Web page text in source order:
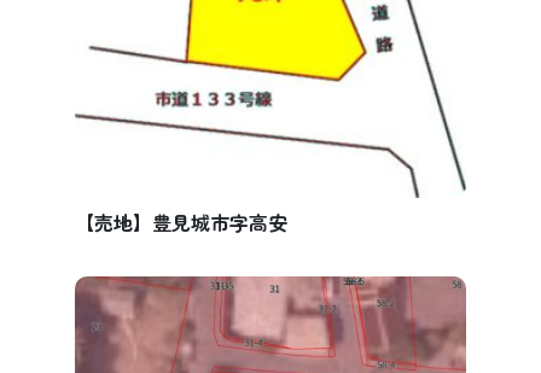
【売地】豊見城市字高安